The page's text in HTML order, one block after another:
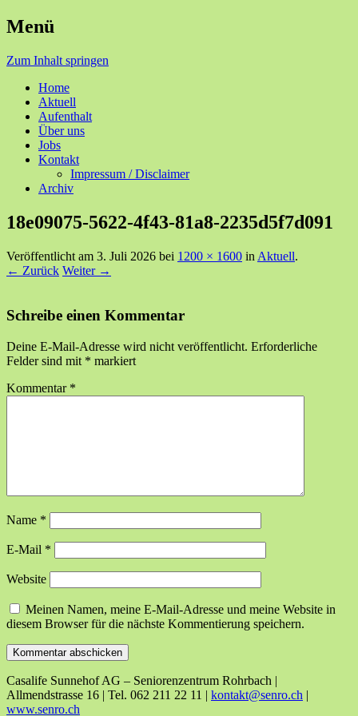
Rohrbach
Menü
Zum Inhalt springen
Home
Aktuell
Aufenthalt
Über uns
Jobs
Kontakt
Impressum / Disclaimer
Archiv
18e09075-5622-4f43-81a8-2235d5f7d091
Veröffentlicht am 3. Juli 2026 bei 1200 × 1600 in Aktuell.
← Zurück Weiter →
Schreibe einen Kommentar
Deine E-Mail-Adresse wird nicht veröffentlicht. Erforderliche
Felder sind mit * markiert
Kommentar *
Name *
E-Mail *
Website
Meinen Namen, meine E-Mail-Adresse und meine Website in
diesem Browser für die nächste Kommentierung speichern.
Casalife Sunnehof AG – Seniorenzentrum Rohrbach |
Allmendstrasse 16 | Tel. 062 211 22 11 | kontakt@senro.ch |
www.senro.ch